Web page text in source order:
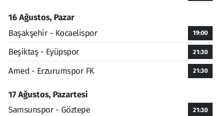
16 Ağustos, Pazar
Başakşehir - Kocaelispor
19:00
Beşiktaş - Eyüpspor 21:30
Amed - Erzurumspor FK 21:30
17 Ağustos, Pazartesi
Samsunspor - Göztepe
21:30